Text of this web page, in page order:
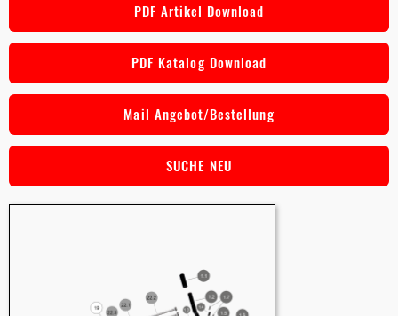
PDF Artikel Download
PDF Katalog Download
Mail Angebot/Bestellung
SUCHE NEU